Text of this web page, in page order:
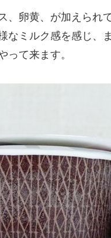
、卵黄、が加えられ
なミルク感を感じ、
って来ます。